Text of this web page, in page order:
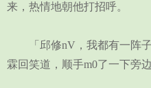
来，热情地朝他打招呼。
「邱修nV，我都有一阵子
霖回笑道，顺手m0了一下旁